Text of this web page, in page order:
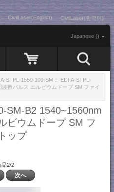
CivilLaser(English) CivilLaser(한국어)
Japanese ()
SFPL-1550-100-SM :: EDFA-SFPL-
数パルス エルビウムドープ SM ファイ
SM-B2 1540~1560nm
ビウムドープ SM フ
ップ
品2/2
次へ